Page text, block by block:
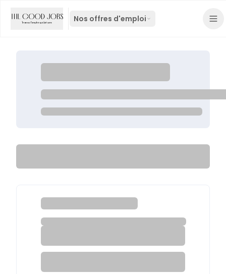
Nos offres d'emploi